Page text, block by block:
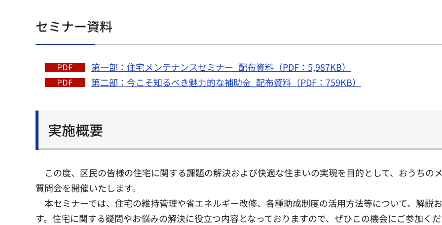
セミナー資料
第一部：住宅メンテナンスセミナー_配布資料（PDF：5,987KB）
第二部：今こそ知るべき魅⼒的な補助⾦_配布資料（PDF：759KB）
実施概要
この度、区民の皆様の住宅に関する課題の解決および快適な住まいの実現を目的として、おうちの
質問会を開催いたします。
本セミナーでは、住宅の維持管理や省エネルギー改修、各種助成制度の活用方法等について、解説
す。住宅に関する疑問やお悩みの解決に役立つ内容となっておりますので、ぜひこの機会にご参加く